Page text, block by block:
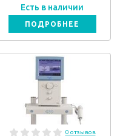
Есть в наличии
ПОДРОБНЕЕ
0 отзывов